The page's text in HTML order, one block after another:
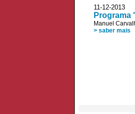
11-12-
Programa
Manuel
> saber mais